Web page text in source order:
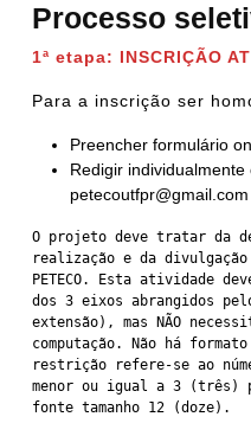
Processo
1ª etapa: INSCRIÇÃO
Para a inscrição ser
Preencher formulário
Redigir
O projeto deve tratar da
realização e da
PETECO. Esta atividade
dos 3 eixos abrangidos
extensão), mas NÃO
computação. Não há
restrição refere-se ao
menor ou igual a 3 (três)
fonte tamanho 12 (doze).